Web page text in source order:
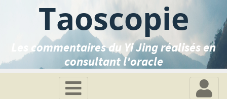
Taoscopie
Les commentaires du Yi Jing réalisés en
consultant l'oracle